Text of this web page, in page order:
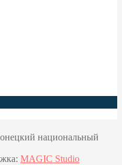
национальный
MAGIC Studio